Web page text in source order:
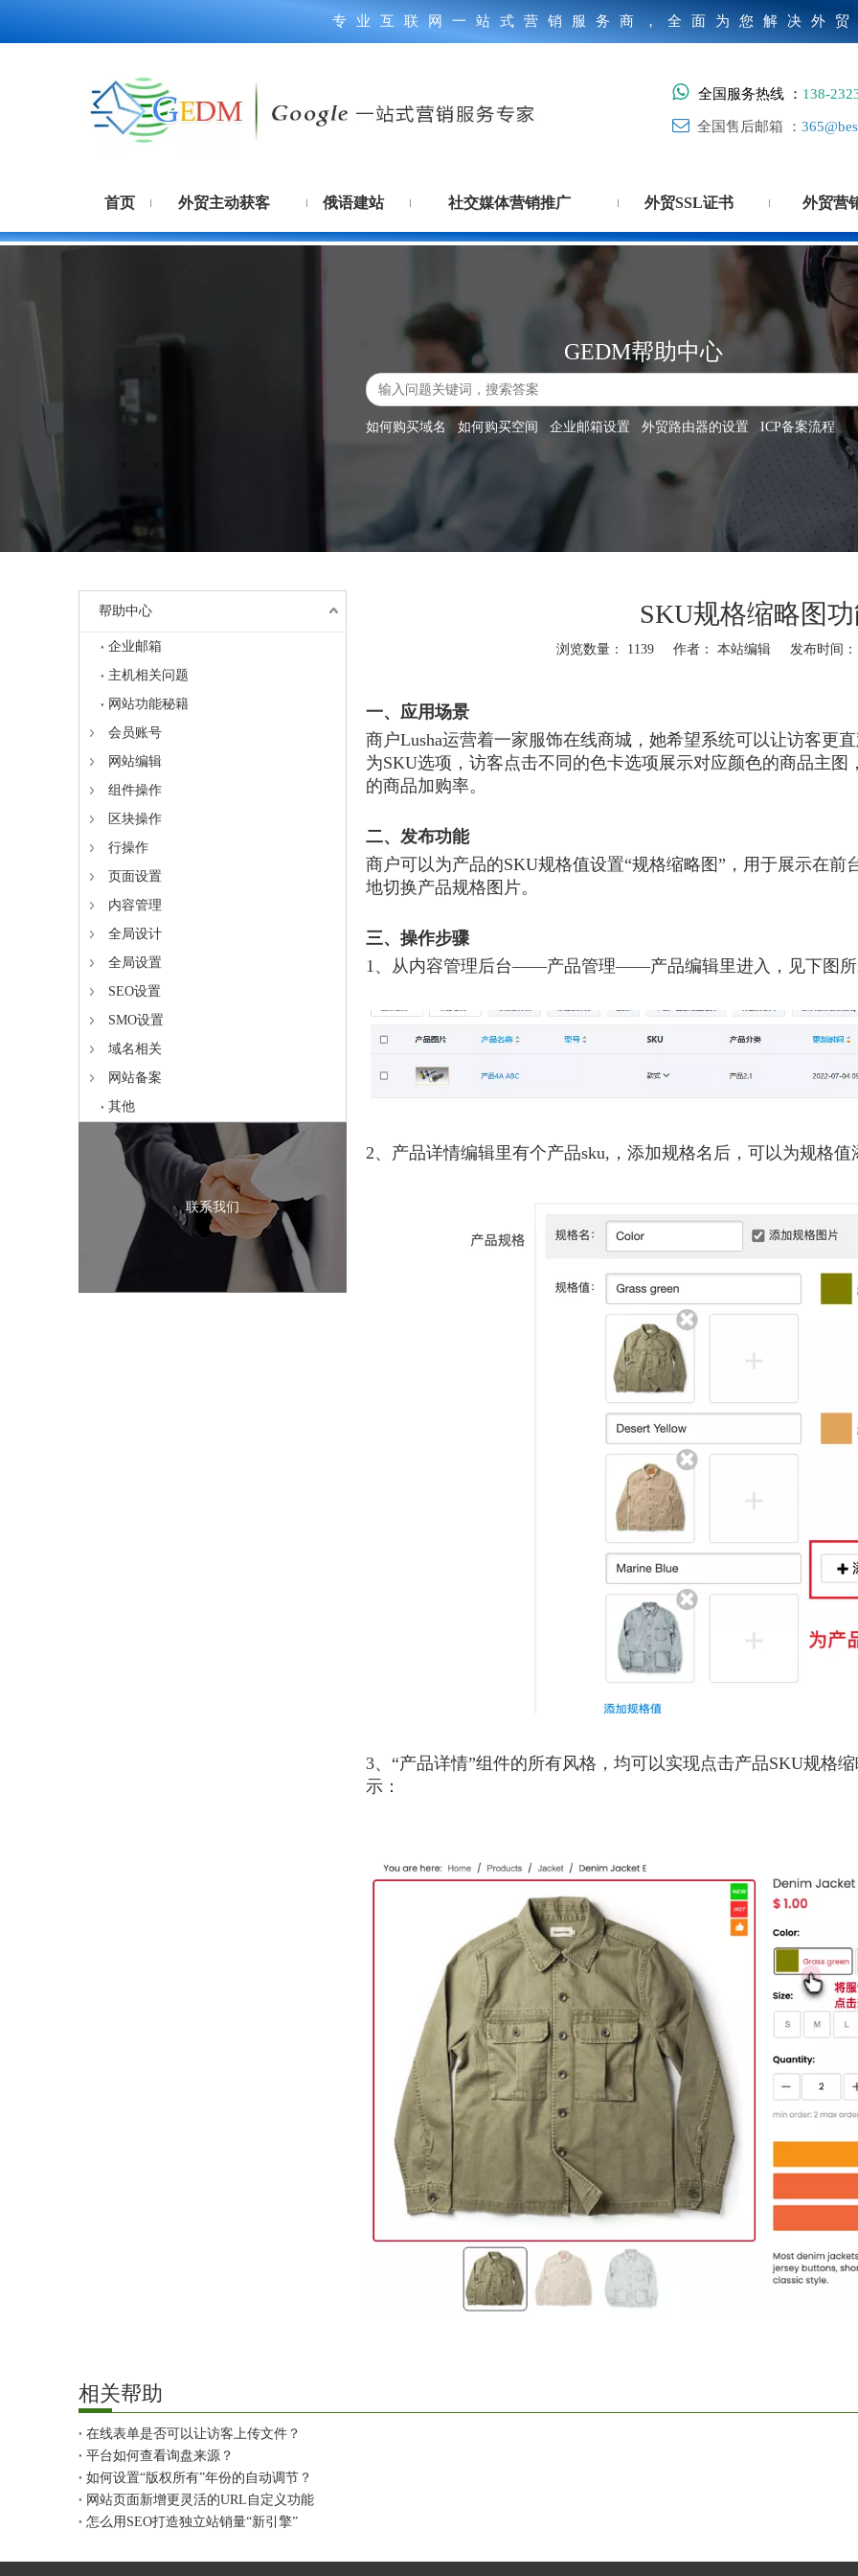
专业互联网一站式营销服务商，全面为您解决外贸
 全国服务热线 ： 138-
 全国售后邮箱 ：
首页 外贸主动获客 俄语建站 社交媒体营销推广 外贸SSL证书 外贸营
GEDM帮助中心
如何购买域名 如何购买空间 企业邮箱设置 外贸路由器的设置 ICP备案流程
帮助中心
企业邮箱
主机相关问题
网站功能秘籍
会员账号
网站编辑
组件操作
区块操作
行操作
页面设置
内容管理
全局设计
全局设置
SEO设置
SMO设置
域名相关
网站备案
其他
联系我们
SKU规格缩略图
浏览数量： 1139 作者： 本站编辑 发布时间：
一、应用场景
商户Lusha运营着一家服饰在线商城，她希望系统可以让访客更
为SKU选项，访客点击不同的色卡选项展示对应颜色的商品主
的商品加购率。
二、发布功能
商户可以为产品的SKU规格值设置“规格缩略图”，用于展示在
地切换产品规格图片。
三、操作步骤
1、从内容管理后台——产品管理——产品编辑里进入，见下图所
2、产品详情编辑里有个产品sku,，添加规格名后，可以为规格值
3、“产品详情”组件的所有风格，均可以实现点击产品SKU规格
示：
相关帮助
在线表单是否可以让访客上传文件？
平台如何查看询盘来源？
如何设置“版权所有”年份的自动调节？
网站页面新增更灵活的URL自定义功能
怎么用SEO打造独立站销量“新引擎”